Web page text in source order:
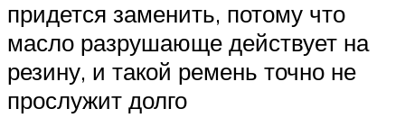
придется заменить, потому что
масло разрушающе действует на
резину, и такой ремень точно не
прослужит долго